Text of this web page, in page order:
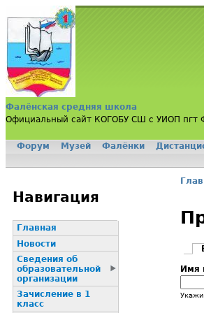
Jump to navigation
Фалёнская средняя школа
Официальный сайт КОГОБУ СШ с УИОП пгт
Имя
Форум Музей Фалёнки
Навигация
Главная
Новости
Сведения об
образовательной
организации
Зачисление в 1
класс